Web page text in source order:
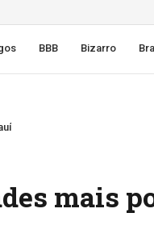
BBB Bizarro
mais